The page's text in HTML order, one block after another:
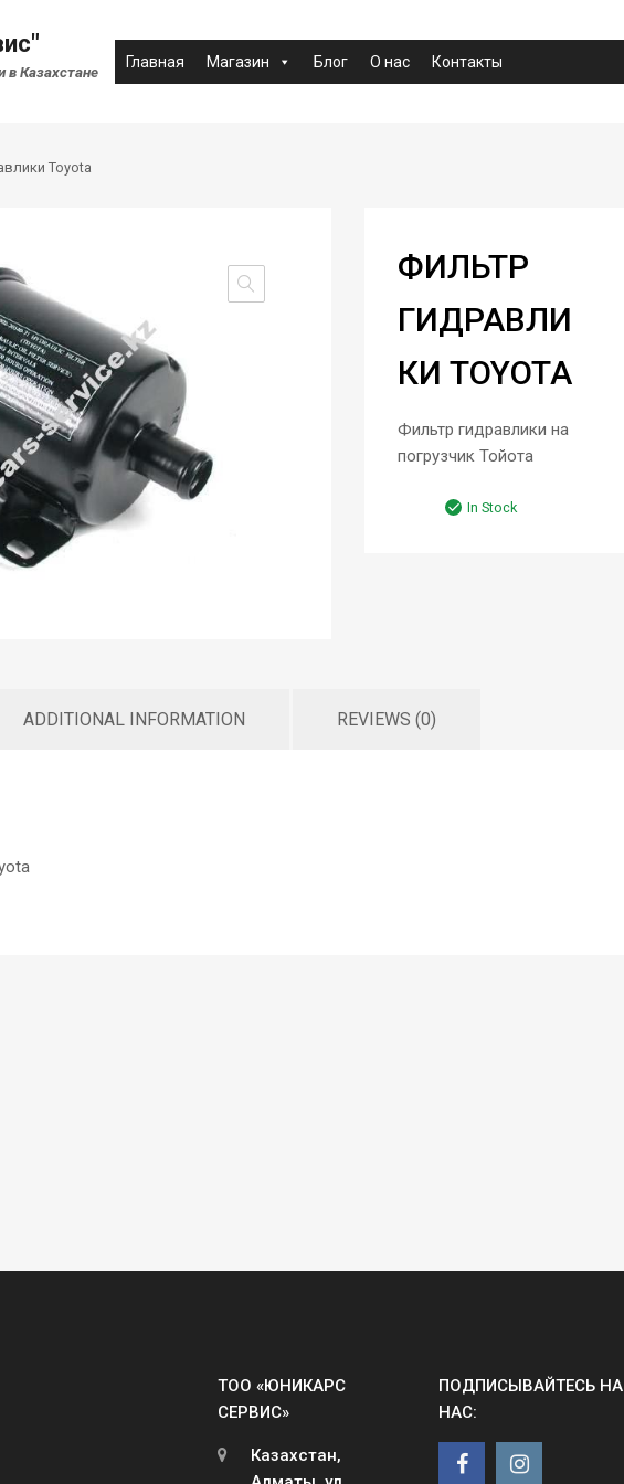
в Казахстане
Главная Магазин Блог О нас Контакты
Toyota
ФИЛЬТР
ГИДРАВЛИ
КИ TOYOTA
Фильтр гидравлики на
погрузчик Тойота
In Stock
ADDITIONAL INFORMATION REVIEWS (0)
ТОО «ЮНИКАРС
СЕРВИС»
Казахстан,
ПОДПИСЫВАЙТЕСЬ НА
НАС: